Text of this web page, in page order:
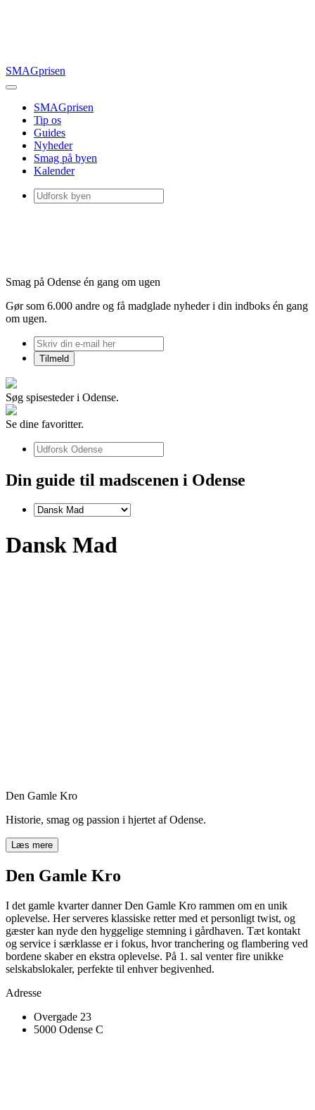
SMAGprisen
SMAGprisen
Tip os
Guides
Nyheder
Smag på byen
Kalender
Smag på Odense én gang om ugen
Gør som 6.000 andre og få madglade nyheder i din indboks én gang
om ugen.
Søg spisesteder i Odense.
Se dine favoritter.
Din guide til madscenen i Odense
Dansk Mad
Den Gamle Kro
Historie, smag og passion i hjertet af Odense.
Læs mere
Den Gamle Kro
I det gamle kvarter danner Den Gamle Kro rammen om en unik
oplevelse. Her serveres klassiske retter med et personligt twist, og
gæster kan nyde den hyggelige stemning i gårdhaven. Tæt kontakt
og service i særklasse er i fokus, hvor tranchering og flambering ved
bordene skaber en ekstra oplevelse. På 1. sal venter fire unikke
selskabslokaler, perfekte til enhver begivenhed.
Adresse
Overgade 23
5000 Odense C